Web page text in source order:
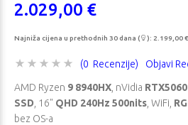
2.029,00 €
Najniža cijena u prethodnih 30 dana ( ): 2.199,00 €
(0 Recenzije) Objavi
AMD Ryzen 9 8940HX , nVidia
SSD , 16" QHD 240Hz 500nits , WiFi,
bez OS-a